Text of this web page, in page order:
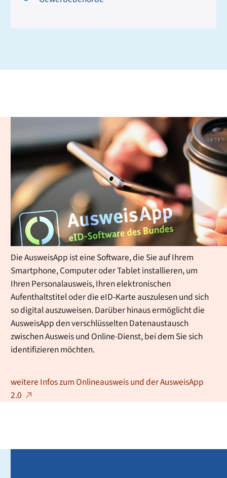
Digitaler Personalausweis
und AusweisApp 2.0
Mit Ihrem Online-Ausweis können Sie Ihre Identität bei
digital beantragbaren Leistungen gegenüber Behörden
oder Unternehmen sicher nachweisen. Ihre
Ausweiskarte ist dafür zusätzlich mit einem Chip
ausgestattet.
Die AusweisApp ist eine Software, die Sie auf Ihrem
Smartphone, Computer oder Tablet installieren, um
Ihren Personalausweis, Ihren elektronischen
Aufenthaltstitel oder die eID-Karte auszulesen und sich
so digital auszuweisen. Darüber hinaus ermöglicht die
AusweisApp den verschlüsselten Datenaustausch
zwischen Ausweis und Online-Dienst, bei dem Sie sich
identifizieren möchten.
weitere Infos zum Onlineausweis und der AusweisApp
2.0